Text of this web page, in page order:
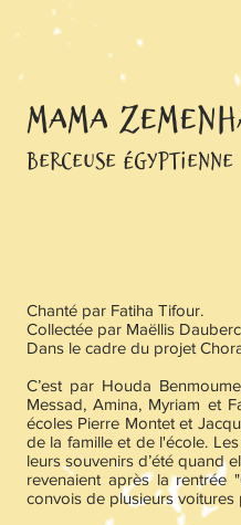
Mama
berceuse égyptienne
Chanté par Fatiha Tifour.
Collectée par Maëllis
Dans le cadre du projet
C’est par Houda
Messad, Amina, Myriam et
écoles Pierre Montet et
de la famille et de l'école.
leurs souvenirs d’été quand
revenaient après la rentrée
convois de plusieurs voitures